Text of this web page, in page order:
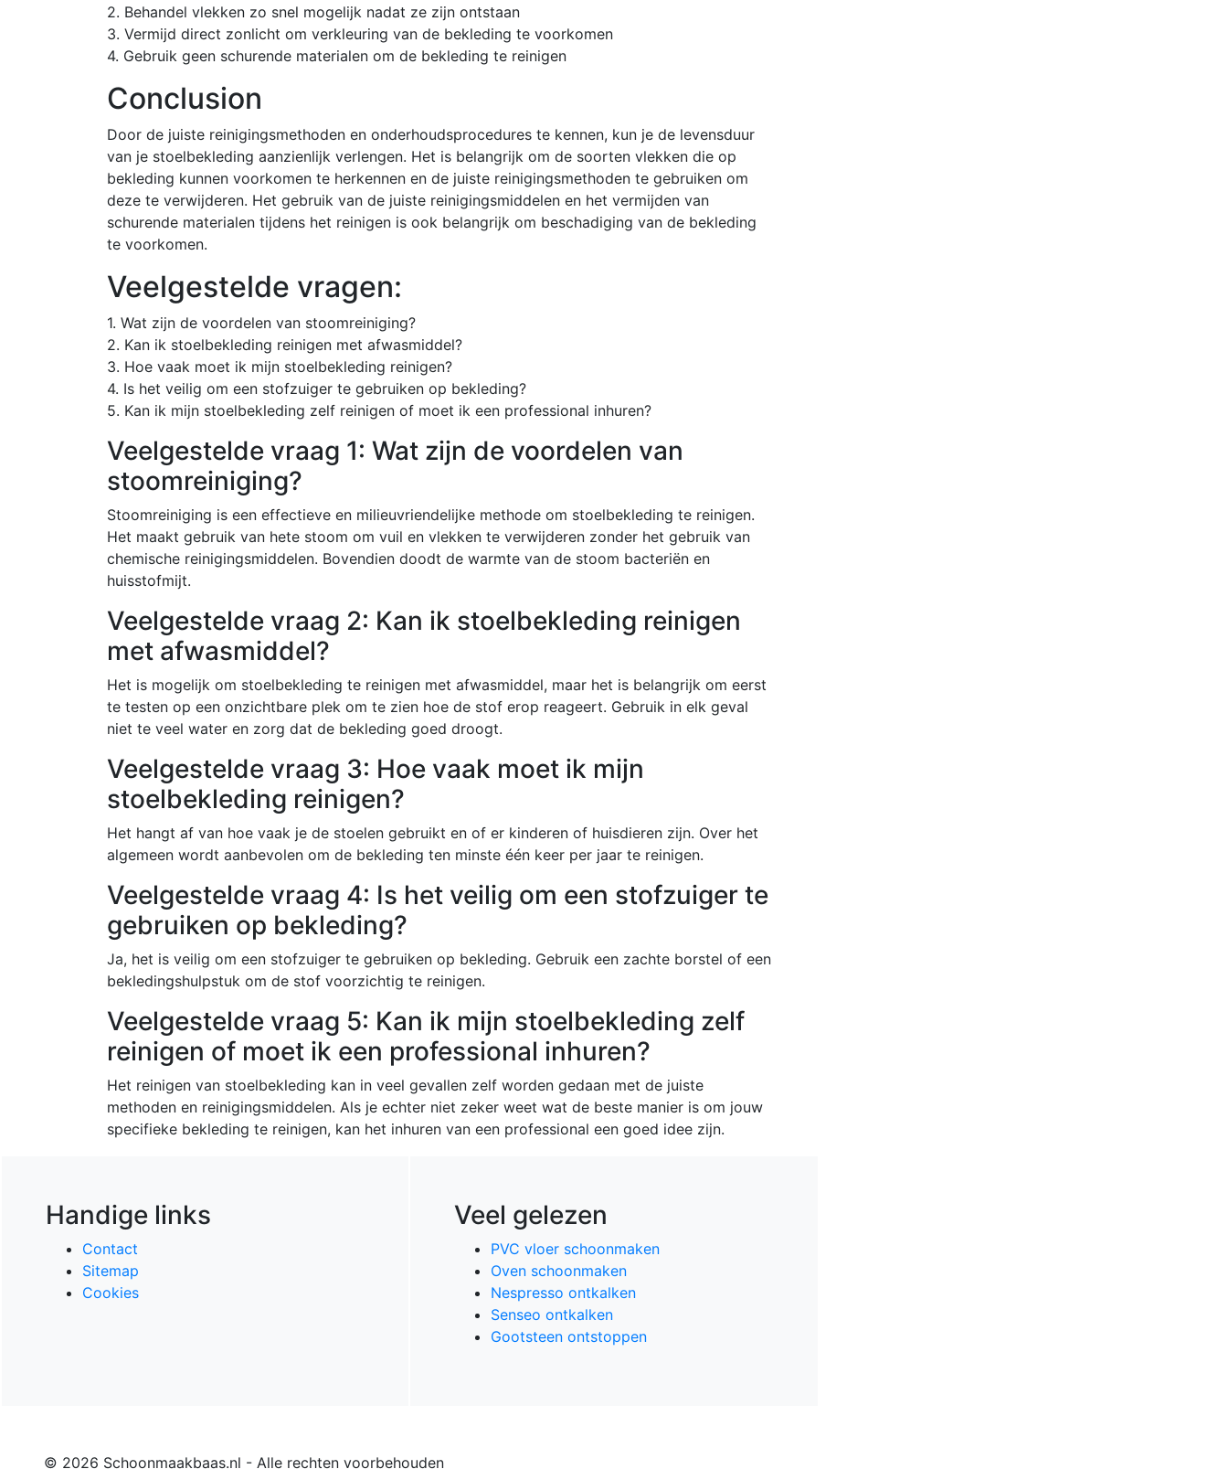
2. Behandel vlekken zo snel mogelijk nadat ze zijn ontstaan
3. Vermijd direct zonlicht om verkleuring van de bekleding te voorkomen
4. Gebruik geen schurende materialen om de bekleding te reinigen
Conclusion
Door de juiste reinigingsmethoden en onderhoudsprocedures te kennen, kun je de levensduur
van je stoelbekleding aanzienlijk verlengen. Het is belangrijk om de soorten vlekken die op
bekleding kunnen voorkomen te herkennen en de juiste reinigingsmethoden te gebruiken om
deze te verwijderen. Het gebruik van de juiste reinigingsmiddelen en het vermijden van
schurende materialen tijdens het reinigen is ook belangrijk om beschadiging van de bekleding
te voorkomen.
Veelgestelde vragen:
1. Wat zijn de voordelen van stoomreiniging?
2. Kan ik stoelbekleding reinigen met afwasmiddel?
3. Hoe vaak moet ik mijn stoelbekleding reinigen?
4. Is het veilig om een ​​stofzuiger te gebruiken op bekleding?
5. Kan ik mijn stoelbekleding zelf reinigen of moet ik een professional inhuren?
Veelgestelde vraag 1: Wat zijn de voordelen van
stoomreiniging?
Stoomreiniging is een effectieve en milieuvriendelijke methode om stoelbekleding te reinigen.
Het maakt gebruik van hete stoom om vuil en vlekken te verwijderen zonder het gebruik van
chemische reinigingsmiddelen. Bovendien doodt de warmte van de stoom bacteriën en
huisstofmijt.
Veelgestelde vraag 2: Kan ik stoelbekleding reinigen
met afwasmiddel?
Het is mogelijk om stoelbekleding te reinigen met afwasmiddel, maar het is belangrijk om eerst
te testen op een onzichtbare plek om te zien hoe de stof erop reageert. Gebruik in elk geval
niet te veel water en zorg dat de bekleding goed droogt.
Veelgestelde vraag 3: Hoe vaak moet ik mijn
stoelbekleding reinigen?
Het hangt af van hoe vaak je de stoelen gebruikt en of er kinderen of huisdieren zijn. Over het
algemeen wordt aanbevolen om de bekleding ten minste één keer per jaar te reinigen.
Veelgestelde vraag 4: Is het veilig om een stofzuiger te
gebruiken op bekleding?
Ja, het is veilig om een stofzuiger te gebruiken op bekleding. Gebruik een zachte borstel of een
bekledingshulpstuk om de stof voorzichtig te reinigen.
Veelgestelde vraag 5: Kan ik mijn stoelbekleding zelf
reinigen of moet ik een professional inhuren?
Het reinigen van stoelbekleding kan in veel gevallen zelf worden gedaan met de juiste
methoden en reinigingsmiddelen. Als je echter niet zeker weet wat de beste manier is om jouw
specifieke bekleding te reinigen, kan het inhuren van een professional een goed idee zijn.
Handige links
Contact
Sitemap
Cookies
Veel gelezen
PVC vloer schoonmaken
Oven schoonmaken
Nespresso ontkalken
Senseo ontkalken
Gootsteen ontstoppen
© 2026 Schoonmaakbaas.nl - Alle rechten voorbehouden